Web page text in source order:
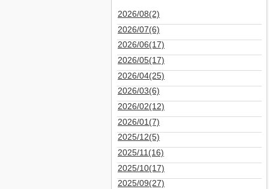
2026/08(2)
2026/07(6)
2026/06(17)
2026/05(17)
2026/04(25)
2026/03(6)
2026/02(12)
2026/01(7)
2025/12(5)
2025/11(16)
2025/10(17)
2025/09(27)